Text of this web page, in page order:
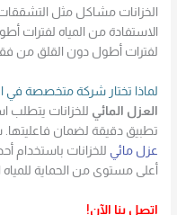
الخزانات مشاكل مثل
الاستفادة من المياه لفترات
لفترات أطول دون القلق من
لماذا تختار شركة متخصصة في
العزل المائي للخزانات يتطلب
تطبيق دقيقة لضمان
عزل مائي للخزانات باستخدام
أعلى مستوى من الحماية للمياه
اتصل بنا الآن!